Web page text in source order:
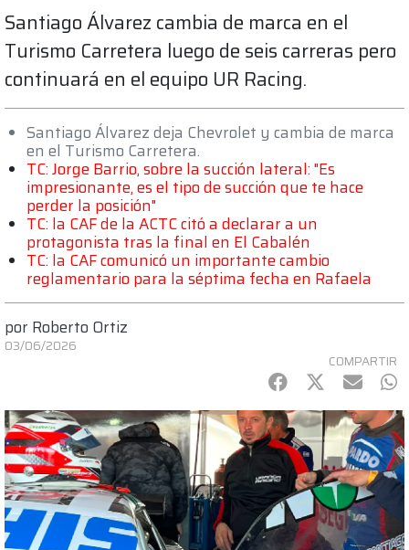
Santiago Álvarez cambia de marca en el
Turismo Carretera luego de seis carreras pero
continuará en el equipo UR Racing.
Santiago Álvarez deja Chevrolet y cambia de marca
en el Turismo Carretera.
TC: Jorge Barrio, sobre la succión lateral: "Es
impresionante, es el tipo de succión que te hace
perder la posición"
TC: la CAF de la ACTC citó a declarar a un
protagonista tras la final en El Cabalén
TC: la CAF comunicó un importante cambio
reglamentario para la séptima fecha en Rafaela
por Roberto Ortiz
03/06/2026
COMPARTIR
Facebook
Twitter
mail